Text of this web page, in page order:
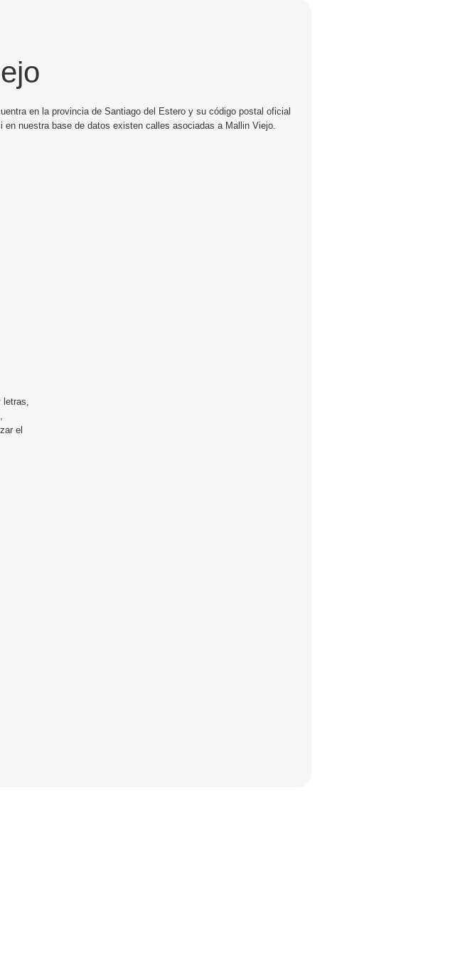
en la provincia de Santiago del Estero y su código postal oficial
nuestra base de datos existen calles asociadas a Mallin Viejo.
letras,
el